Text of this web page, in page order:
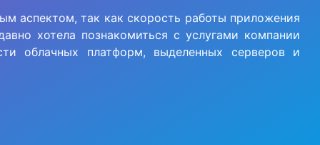
аспектом, так как скорость работы приложения
хотела познакомиться с услугами компании
облачных платформ, выделенных серверов и